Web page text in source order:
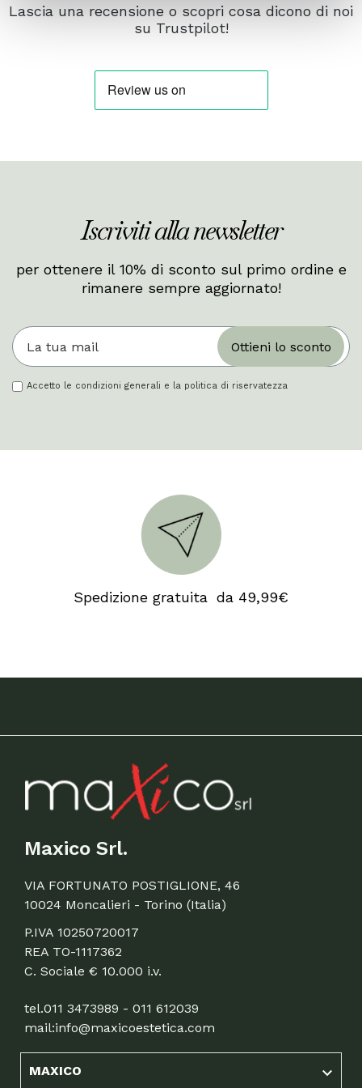
Lascia una recensione o scopri cosa dicono di noi
su Trustpilot!
Iscriviti alla newsletter
per ottenere il 10% di sconto sul primo ordine e
rimanere sempre aggiornato!
Ottieni lo sconto
Accetto le condizioni generali e la politica di riservatezza
Spedizione gratuita da 49,99€
Maxico Srl.
VIA FORTUNATO POSTIGLIONE, 46
10024 Moncalieri - Torino (Italia)
P.IVA 10250720017
REA TO-1117362
C. Sociale € 10.000 i.v.
tel.011 3473989 - 011 612039
mail:info@maxicoestetica.com
MAXICO 